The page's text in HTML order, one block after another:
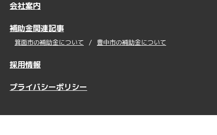
会社案内
補助金関連記事
箕面市の補助金について 豊中市の補助金について
採用情報
プライバシーポリシー